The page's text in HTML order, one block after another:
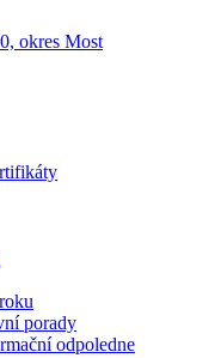
okres Most
porady
odpoledne